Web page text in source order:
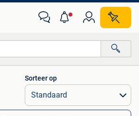
Alle afstanden…
Sorteer op